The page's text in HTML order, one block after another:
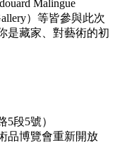
Malingue
）等皆參與此次
是藏家、對藝術的初
段5號）
品博覽會重新開放